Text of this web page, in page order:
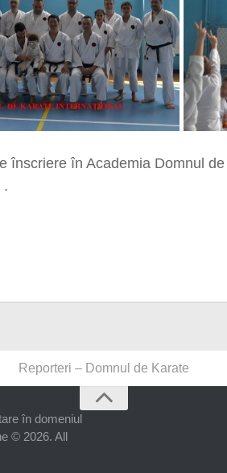
înscriere în Academia Domnul
.
Reporteri – Domnul de Karate
în domeniul
© 2026. All